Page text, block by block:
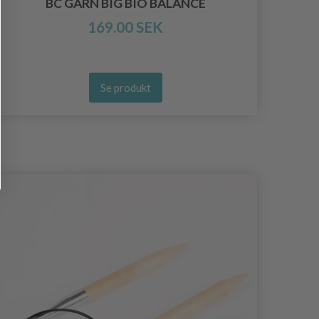
BC GARN BIG BIO BALANCE
169.00 SEK
Se produkt